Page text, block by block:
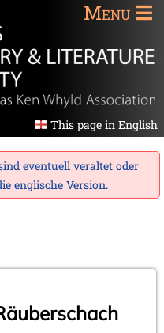
Menu
This page in English
eventuell veraltet oder
englische Version.